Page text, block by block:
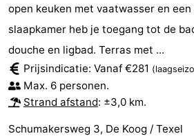
open keuken met vaatwasser en een
slaapkamer heb je toegang tot de
douche en ligbad. Terras met ...
Prijsindicatie: Vanaf €281
Max. 6 personen.
Strand afstand: ±3,0 km.
Schumakersweg 3, De Koog / Texel